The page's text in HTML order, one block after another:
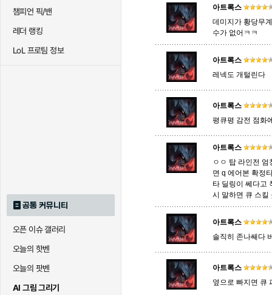
챔피언 픽/밴
레더 랭킹
LoL 프로팀 정보
공통 커뮤니티
오픈 이슈 갤러리
오늘의 핫벤
오늘의 팟벤
AI 그림 그리기
하이머딩거 헤카림 흐웨
아트록스
데미지가 황당무
수가 없어ㅋㅋ
아트록스
레넥도 개털린다
아트록스
평큐평 감전 점화
아트록스
ㅇㅇ 탑 라인전
면 q 에어본 확정
타 딜링이 쎄다고
시 말하면 큐 스킬
아트록스
솔직히 존나쌔다
아트록스
옆으로 빠지면 큐